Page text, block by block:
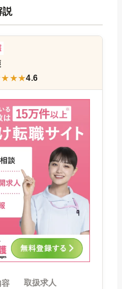
説
4.6
容 取扱求人